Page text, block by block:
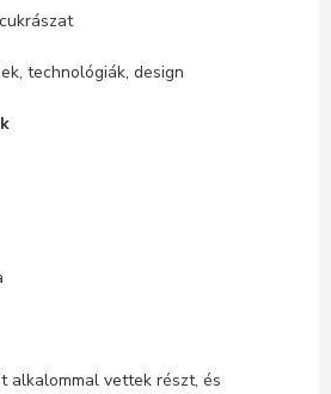
technológiák, design
alkalommal vettek részt, és